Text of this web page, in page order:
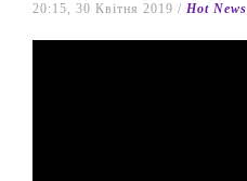
20:15, 30 Квітня 2019 / Hot News